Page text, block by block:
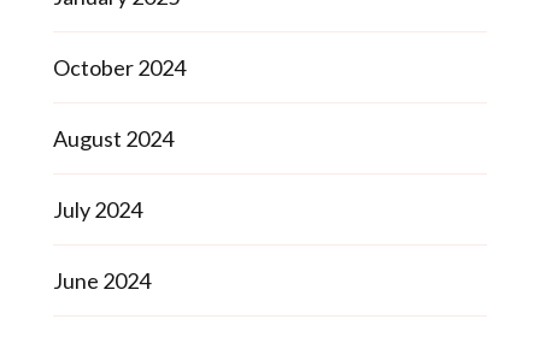
October 2024
August 2024
July 2024
June 2024